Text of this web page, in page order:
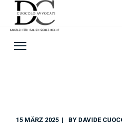
15 MÄRZ 2025 BY DAVIDE